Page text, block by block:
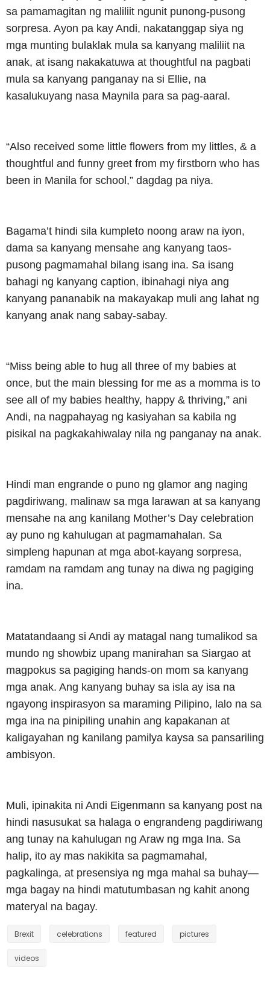
sa pamamagitan ng maliliit ngunit punong-pusong
sorpresa. Ayon pa kay Andi, nakatanggap siya ng
mga munting bulaklak mula sa kanyang maliliit na
anak, at isang nakakatuwa at thoughtful na pagbati
mula sa kanyang panganay na si Ellie, na
kasalukuyang nasa Maynila para sa pag-aaral.
“Also received some little flowers from my littles, & a
thoughtful and funny greet from my firstborn who has
been in Manila for school,” dagdag pa niya.
Bagama’t hindi sila kumpleto noong araw na iyon,
dama sa kanyang mensahe ang kanyang taos-
pusong pagmamahal bilang isang ina. Sa isang
bahagi ng kanyang caption, ibinahagi niya ang
kanyang pananabik na makayakap muli ang lahat ng
kanyang anak nang sabay-sabay.
“Miss being able to hug all three of my babies at
once, but the main blessing for me as a momma is to
see all of my babies healthy, happy & thriving,” ani
Andi, na nagpahayag ng kasiyahan sa kabila ng
pisikal na pagkakahiwalay nila ng panganay na anak.
Hindi man engrande o puno ng glamor ang naging
pagdiriwang, malinaw sa mga larawan at sa kanyang
mensahe na ang kanilang Mother’s Day celebration
ay puno ng kahulugan at pagmamahalan. Sa
simpleng hapunan at mga abot-kayang sorpresa,
ramdam na ramdam ang tunay na diwa ng pagiging
ina.
Matatandaang si Andi ay matagal nang tumalikod sa
mundo ng showbiz upang manirahan sa Siargao at
magpokus sa pagiging hands-on mom sa kanyang
mga anak. Ang kanyang buhay sa isla ay isa na
ngayong inspirasyon sa maraming Pilipino, lalo na sa
mga ina na pinipiling unahin ang kapakanan at
kaligayahan ng kanilang pamilya kaysa sa pansariling
ambisyon.
Muli, ipinakita ni Andi Eigenmann sa kanyang post na
hindi nasusukat sa halaga o engrandeng pagdiriwang
ang tunay na kahulugan ng Araw ng mga Ina. Sa
halip, ito ay mas nakikita sa pagmamahal,
pagkalinga, at presensiya ng mga mahal sa buhay—
mga bagay na hindi matutumbasan ng kahit anong
materyal na bagay.
Brexit celebrations featured pictures
videos